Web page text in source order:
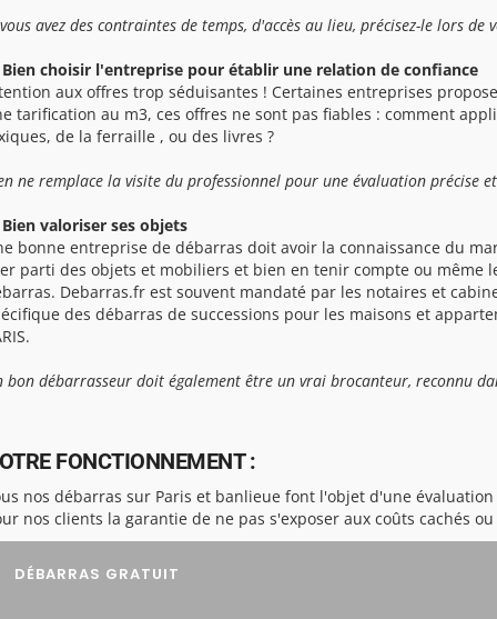
avez des contraintes de temps, d'accès au lieu, précisez-le lors
Bien choisir l'entreprise pour établir une relation de confiance
aux offres trop séduisantes ! Certaines entreprises
tarification au m3, ces offres ne sont pas fiables : comment
de la ferraille , ou des livres ?
ne remplace la visite du professionnel pour une évaluation précise
valoriser ses objets
bonne entreprise de débarras doit avoir la connaissance du
parti des objets et mobiliers et bien en tenir compte ou même
Debarras.fr est souvent mandaté par les notaires et
des débarras de successions pour les maisons et
bon débarrasseur doit également être un vrai brocanteur, reconnu
FONCTIONNEMENT :
nos débarras sur Paris et banlieue font l'objet d'une
nos clients la garantie de ne pas s'exposer aux coûts cachés
DÉBARRAS GRATUIT